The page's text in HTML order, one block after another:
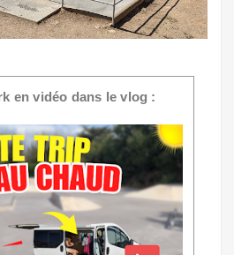
en vidéo dans le vlog :